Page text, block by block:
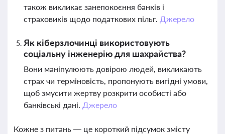
також викликає занепокоєння банків і
страховиків щодо податкових пільг. Джерело
Як кіберзлочинці використовують
соціальну інженерію для шахрайства?
Вони маніпулюють довірою людей, викликають
страх чи терміновість, пропонують вигідні умови,
щоб змусити жертву розкрити особисті або
банківські дані. Джерело
Кожне з питань — це короткий підсумок змісту